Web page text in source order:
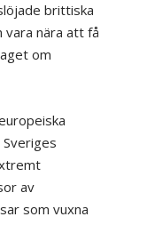
brittiska
vara nära att få
om
av
som vuxna